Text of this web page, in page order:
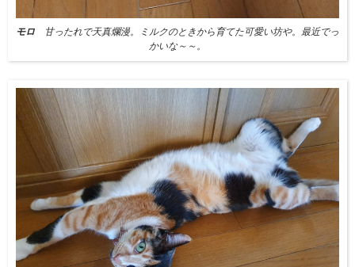
モロ 甘ったれで天真爛漫。ミルクのときから育てた可愛い坊や。最近でっ
かいな～～。